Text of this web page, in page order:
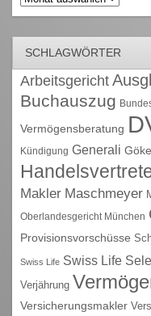
SCHLAGWÖRTER
Arbeitsgericht
Buchauszug
Vermögensberatung
Kündigung Generali
Makler Maschmeyer
Oberlandesgericht München
Provisionsvorschüsse
Swiss Life Swiss Life
Verjährung
Versicherungsmakler